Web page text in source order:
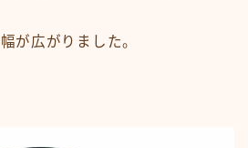
が広がりました。